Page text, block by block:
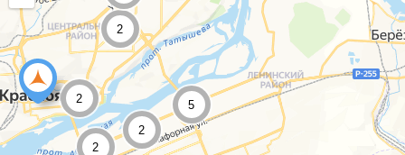
2
2
2
2
5